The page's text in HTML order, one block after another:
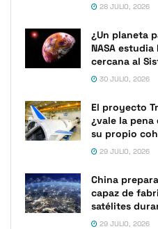
28 JULIO, 2026
¿Un planeta
NASA
cercana al
30 JULIO, 2026
El proyecto
¿vale la
su propio
29 JULIO, 2026
China
capaz de
satélites
29 JULIO, 2026